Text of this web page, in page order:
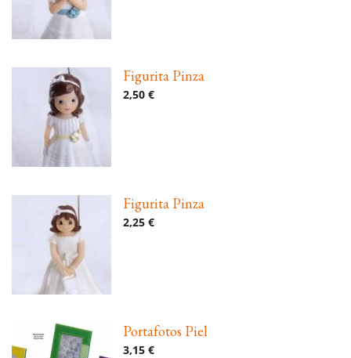
Figurita Pinza
2,50 €
Figurita Pinza
2,25 €
Portafotos Piel
3,15 €